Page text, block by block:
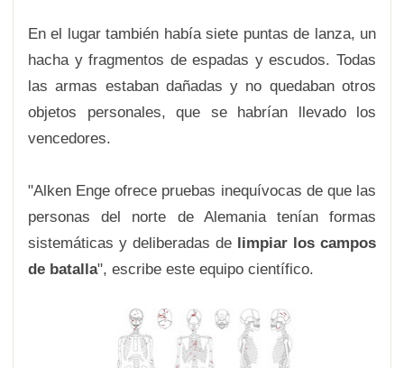
En el lugar también había siete puntas de lanza, un
hacha y fragmentos de espadas y escudos. Todas
las armas estaban dañadas y no quedaban otros
objetos personales, que se habrían llevado los
vencedores.
"Alken Enge ofrece pruebas inequívocas de que las
personas del norte de Alemania tenían formas
sistemáticas y deliberadas de
limpiar los campos
de batalla", escribe este equipo científico.